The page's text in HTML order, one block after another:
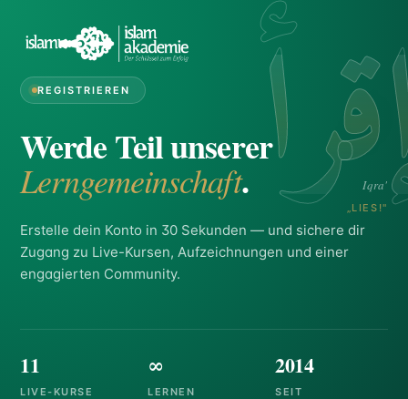
Iqra'
„LIES!"
REGISTRIEREN
Werde Teil unserer
Lerngemeinschaft.
Erstelle dein Konto in 30 Sekunden — und sichere dir
Zugang zu Live-Kursen, Aufzeichnungen und einer
engagierten Community.
11
LIVE-KURSE
∞
LERNEN
2014
SEIT